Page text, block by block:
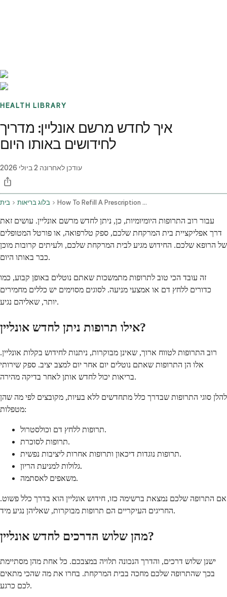
HEALTH LIBRARY
איך לחדש מרשם אונליין: מדריך
לחידושים באותו היום
עודכן לאחרונה 2 ביולי 2026
בית בלוג בריאות How To Refill A Prescription Online Your Step By Step Guide To Same Day Refills
עבור רוב התרופות היומיומיות, כן, ניתן לחדש מרשם אונליין. עושים זאת
דרך אפליקציית בית המרקחת שלכם, ספק טלרפואה, או פורטל המטופלים
של הרופא שלכם. החידוש מגיע לבית המרקחת שלכם, ולעיתים קרובות מוכן
כבר באותו היום.
זה עובד הכי טוב לתרופות מתמשכות שאתם נוטלים באופן קבוע, כמו
כדורים ללחץ דם או אמצעי מניעה. לסוגים מסוימים יש כללים מחמירים
יותר, שאליהם נגיע.
אילו תרופות ניתן לחדש אונליין?
רוב התרופות לטווח ארוך, שאינן מבוקרות, ניתנות לחידוש בקלות אונליין.
אלו הן התרופות שאתם נוטלים יום אחר יום למצב יציב. ספק שירותי
בריאות יכול לחדש אותן לאחר בדיקה מהירה.
להלן סוגי התרופות שבדרך כלל מתחדשים ללא בעיות, מקובצים לפי מה שהן
מטפלות:
תרופות ללחץ דם וכולסטרול.
תרופות לסוכרת.
תרופות נוגדות דיכאון ותרופות אחרות ליציבות נפשית.
גלולות למניעת הריון.
משאפים לאסתמה.
אם התרופה שלכם נמצאת ברשימה כזו, חידוש אונליין הוא בדרך כלל פשוט.
החריגים העיקריים הם תרופות מבוקרות, שאליהן נגיע מיד.
מהן שלוש הדרכים לחדש אונליין?
ישנן שלוש דרכים, והדרך הנכונה תלויה במצבכם. כל אחת מהן מסתיימת
בכך שהתרופה שלכם מחכה בבית המרקחת. בחרו את מה שהכי מתאים
לכם כרגע.